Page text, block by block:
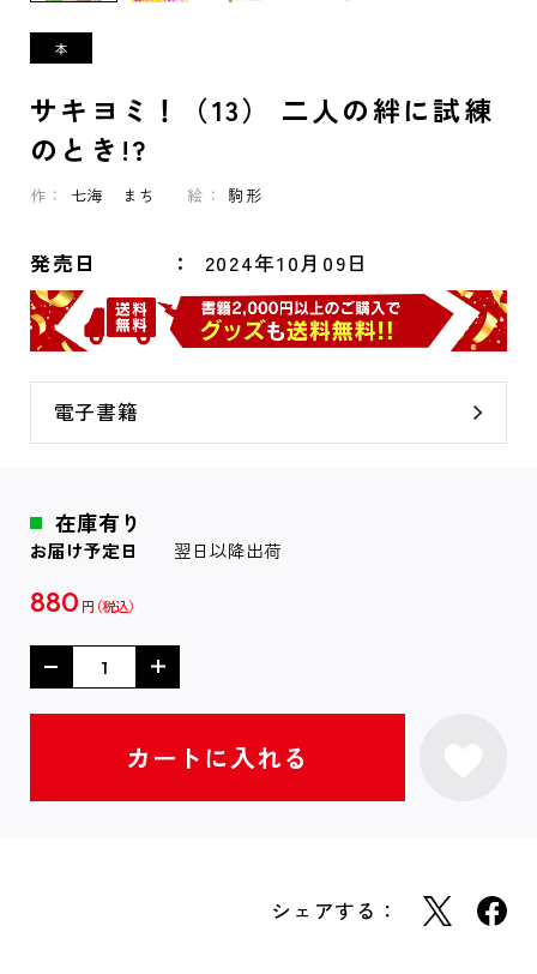
サキヨミ！（13） 二人の絆に試練
のとき!?
作： 七海 まち 絵： 駒形
発売日 2024年10月09日
電子書籍
在庫有り
お届け予定日 翌日以降出荷
880 円
シェアする：